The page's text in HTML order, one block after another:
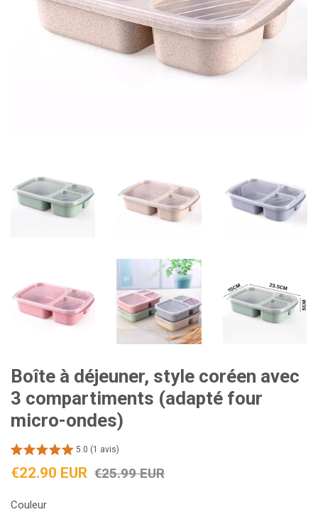
Boîte à déjeuner, style coréen avec
3 compartiments (adapté four
micro-ondes)
5.0 (1 avis)
Prix
€22.90 EUR
Prix
€25.99 EUR
Couleur